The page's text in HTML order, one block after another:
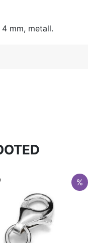
mm, metall.
%